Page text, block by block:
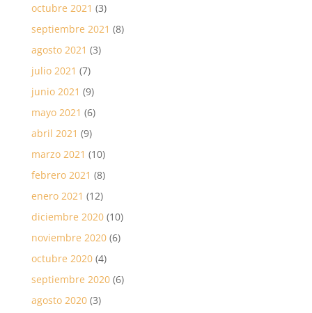
octubre 2021 (3)
septiembre 2021 (8)
agosto 2021 (3)
julio 2021 (7)
junio 2021 (9)
mayo 2021 (6)
abril 2021 (9)
marzo 2021 (10)
febrero 2021 (8)
enero 2021 (12)
diciembre 2020(10)
noviembre 2020(6)
octubre 2020(4)
septiembre 2020(6)
agosto 2020(3)